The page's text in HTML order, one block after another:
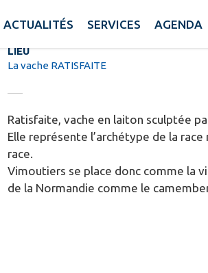
ACTUALITÉS SERVICES AGENDA
LIEU
La vache RATISFAITE
Ratisfaite, vache en laiton sculptée
Elle représente l’archétype de la
race.
Vimoutiers se place donc comme la
de la Normandie comme le